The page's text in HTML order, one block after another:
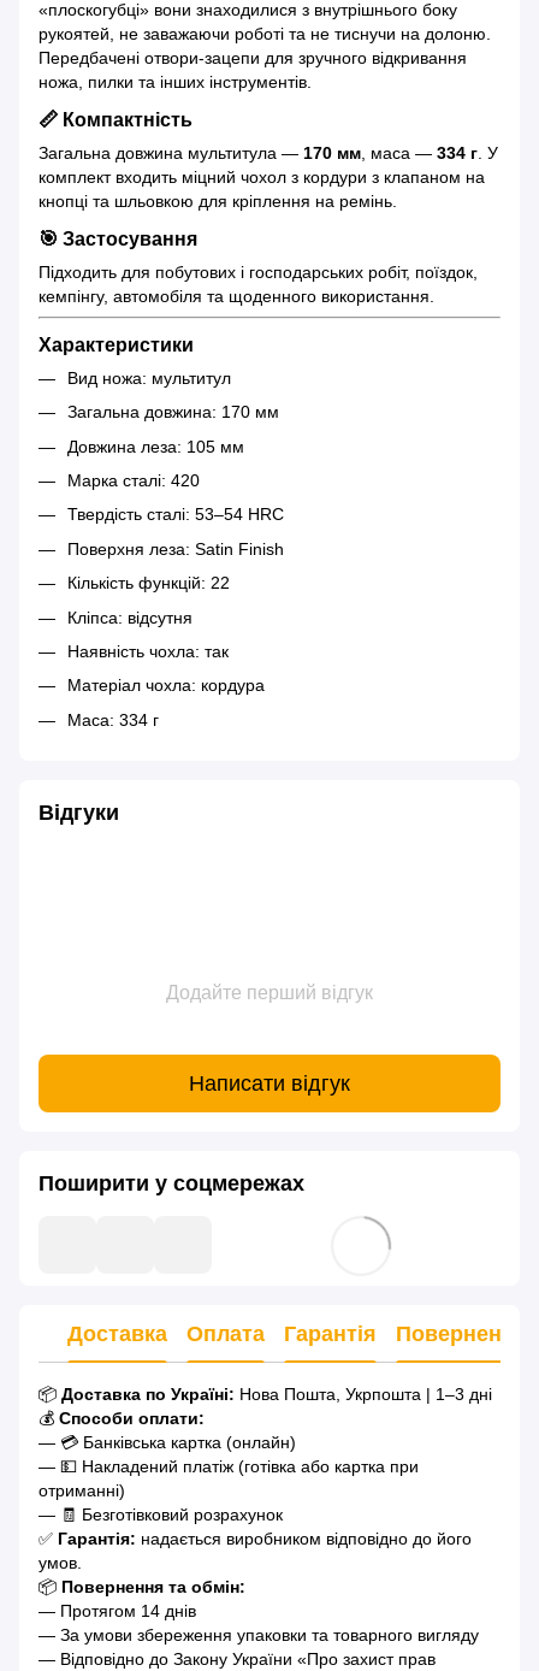
«плоскогубці» вони знаходилися з внутрішнього боку
рукоятей, не заважаючи роботі та не тиснучи на долоню.
Передбачені отвори-зацепи для зручного відкривання
ножа, пилки та інших інструментів.
📏 Компактність
Загальна довжина мультитула — 170 мм, маса — 334 г. У
комплект входить міцний чохол з кордури з клапаном на
кнопці та шльовкою для кріплення на ремінь.
🎯 Застосування
Підходить для побутових і господарських робіт, поїздок,
кемпінгу, автомобіля та щоденного використання.
Характеристики
Вид ножа: мультитул
Загальна довжина: 170 мм
Довжина леза: 105 мм
Марка сталі: 420
Твердість сталі: 53–54 HRC
Поверхня леза: Satin Finish
Кількість функцій: 22
Кліпса: відсутня
Наявність чохла: так
Матеріал чохла: кордура
Маса: 334 г
Відгуки
Додайте перший відгук
Написати відгук
Поширити у соцмережах
Доставка Оплата Гарантія Повернення
📦 Доставка по Україні: Нова Пошта, Укрпошта | 1–3 дні
💰 Способи оплати:
— 💳 Банківська картка (онлайн)
— 💵 Накладений платіж (готівка або картка при
отриманні)
— 🧾 Безготівковий розрахунок
✅ Гарантія: надається виробником відповідно до його
умов.
📦 Повернення та обмін:
— Протягом 14 днів
— За умови збереження упаковки та товарного вигляду
— Відповідно до Закону України «Про захист прав